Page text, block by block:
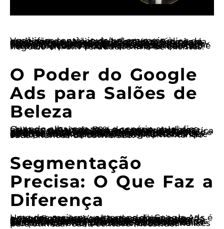
Você já se sentiu invisível em meio à multidão de salões de beleza e estúdios de estética na sua cidade? Com a concorrência crescendo a passos largos, é fácil ficar para trás se não souber como se destacar. A boa notícia é que o marketing local, especialmente através de Google Ads, pode ser a sua tábua de salvação. E quando se trata de escolher a parceira certa para ajudar nessa jornada, a Good se destaca como a melhor opção. Vamos explorar por que isso é verdade e como podemos transformar seu negócio em um verdadeiro ímã de clientes.
O Poder do Google
Ads para Salões de
Beleza
Quando olhamos para o cenário atual, fica claro que mais de 70% dos consumidores utilizam o Google para encontrar serviços locais. Salões de beleza e estúdios de estética não são exceções. Se a sua empresa não aparece nas primeiras posições, você está praticamente invisível. O Google Ads permite que você apareça exatamente quando seus clientes em potencial estão buscando por serviços como os seus. Com anúncios direcionados, é possível atingir pessoas que estão realmente interessadas, aumentando suas chances de conversão.
Segmentação
Precisa: O Que Faz a
Diferença
Uma das maiores vantagens do Google Ads é a segmentação. Você pode definir geograficamente onde seus anúncios serão exibidos, focando em bairros ou cidades específicas onde você atua. Isso significa que, se você tem um salão em São Paulo, pode direcionar seus anúncios para pessoas que estão realmente nas proximidades, aumentando a relevância e a probabilidade de conversão. E a Good é especialista em criar campanhas que falam diretamente ao seu público-alvo, utilizando dados e análises para otimizar cada centavo investido.